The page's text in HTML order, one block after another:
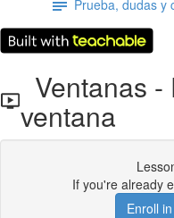
Prueba, dudas y
Ventanas
ventana
If you're already
Enroll